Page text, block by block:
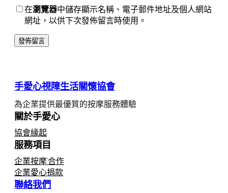
在瀏覽器中儲存顯示名稱、電子郵件地址及個人網站
網址，以供下次發佈留言時使用。
手愛心視障生活關懷協會
為企業提供最優質的按摩服務體驗
關於手愛心
協會緣起
服務項目
企業按摩˙合作
企業愛心捐款
聯絡我們